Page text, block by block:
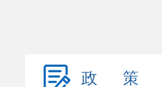
政 策